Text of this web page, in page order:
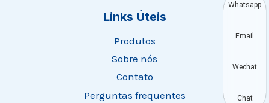
Links Úteis
Produtos
Sobre nós
Contato
Perguntas frequentes
Whatsapp
Email
Wechat
Chat